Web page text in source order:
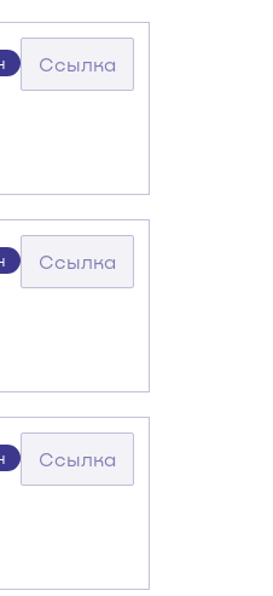
Ссылка
Ссылка
Ссылка